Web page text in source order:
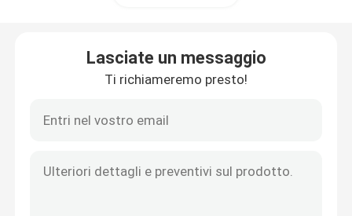
Lasciate un messaggio
Ti richiameremo presto!